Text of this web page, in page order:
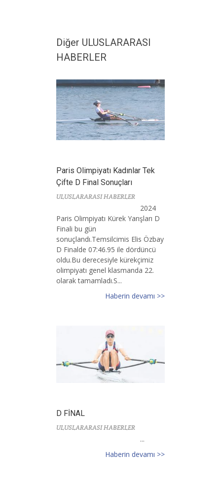
Diğer ULUSLARARASI
HABERLER
Paris Olimpiyatı Kadınlar Tek
Çifte D Final Sonuçları
ULUSLARARASI HABERLER
2024
Paris Olimpiyatı Kürek Yarışları D
Finali bu gün
sonuçlandı.Temsilcimis Elis Özbay
D Finalde 07:46.95 ile dördüncü
oldu.Bu derecesiyle kürekçimiz
olimpiyatı genel klasmanda 22.
olarak tamamladı.S...
Haberin devamı >>
D FİNAL
ULUSLARARASI HABERLER
...
Haberin devamı >>